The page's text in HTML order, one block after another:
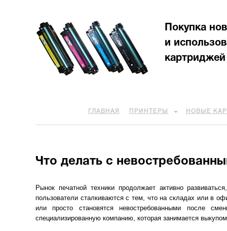
Покупка
и
картриджей
ГЛАВНАЯ ПРИНТЕРЫ НОВЫЕ
Что делать с
Рынок печатной техники продолжает активно
пользователи сталкиваются с тем, что на складах или в
или просто становятся невостребованными после
специализированную компанию, которая занимается